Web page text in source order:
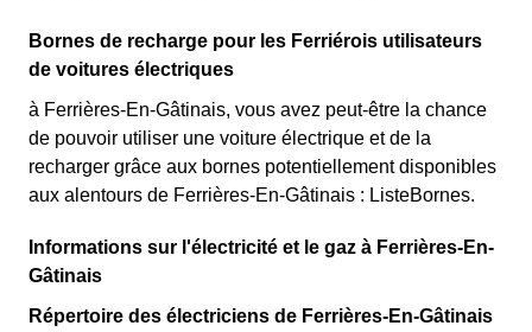
Bornes de recharge pour les Ferriérois utilisateurs
de voitures électriques
à Ferrières-En-Gâtinais, vous avez peut-être la chance
de pouvoir utiliser une voiture électrique et de la
recharger grâce aux bornes potentiellement disponibles
aux alentours de Ferrières-En-Gâtinais : ListeBornes.
Informations sur l'électricité et le gaz à Ferrières-En-
Gâtinais
Répertoire des électriciens de Ferrières-En-Gâtinais